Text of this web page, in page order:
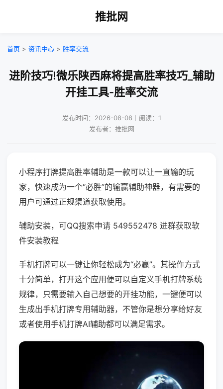
推批网
首页 > 资讯中心 > 胜率交流
进阶技巧!微乐陕西麻将提高胜率技巧_辅助
开挂工具-胜率交流
发布时间：2026-08-08｜阅读：1
发布者：推批网
小程序打牌提高胜率辅助是一款可以让一直输的玩
家，快速成为一个“必胜”的输赢辅助神器，有需要的
用户可通过正规渠道获取使用。
辅助安装，可QQ搜索申请 549552478 进群获取软
件安装教程
手机打牌可以一键让你轻松成为“必赢”。其操作方式
十分简单，打开这个应用便可以自定义手机打牌系统
规律，只需要输入自己想要的开挂功能，一键便可以
生成出手机打牌专用辅助器，不管你是想分享给好友
或者使用手机打牌AI辅助都可以满足需求。